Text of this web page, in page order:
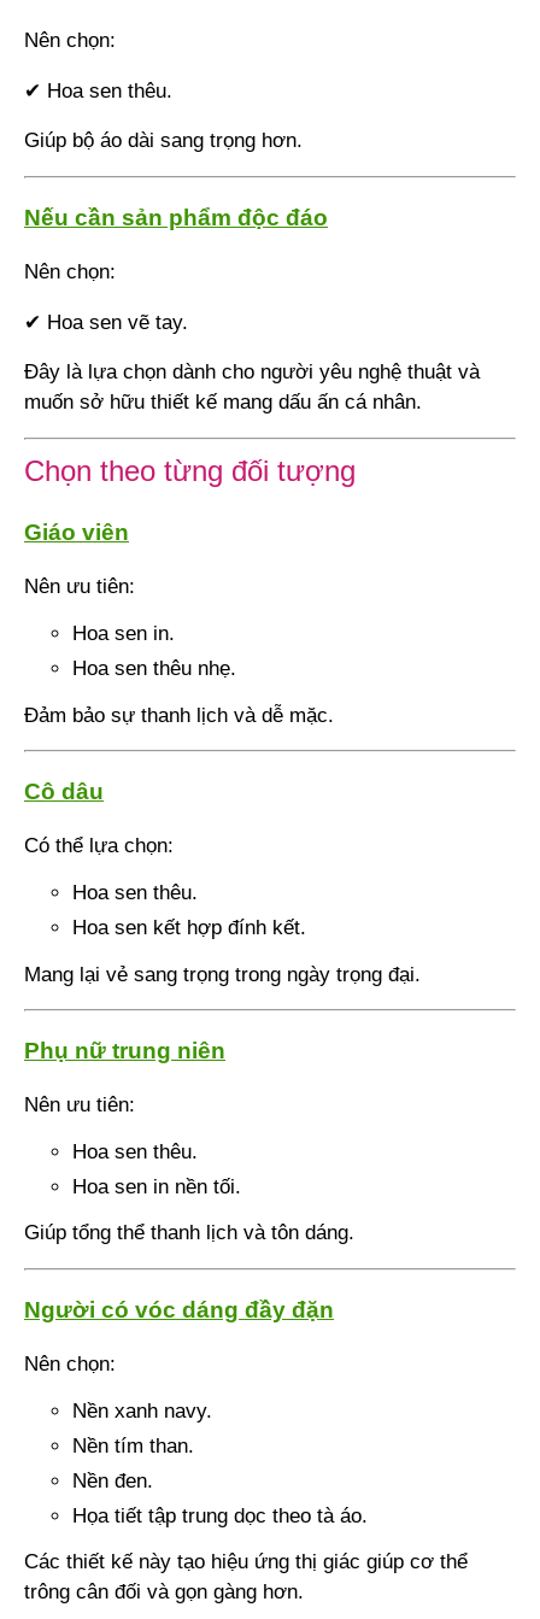
Nên chọn:
✔ Hoa sen thêu.
Giúp bộ áo dài sang trọng hơn.
Nếu cần sản phẩm độc đáo
Nên chọn:
✔ Hoa sen vẽ tay.
Đây là lựa chọn dành cho người yêu nghệ thuật và
muốn sở hữu thiết kế mang dấu ấn cá nhân.
Chọn theo từng đối tượng
Giáo viên
Nên ưu tiên:
Hoa sen in.
Hoa sen thêu nhẹ.
Đảm bảo sự thanh lịch và dễ mặc.
Cô dâu
Có thể lựa chọn:
Hoa sen thêu.
Hoa sen kết hợp đính kết.
Mang lại vẻ sang trọng trong ngày trọng đại.
Phụ nữ trung niên
Nên ưu tiên:
Hoa sen thêu.
Hoa sen in nền tối.
Giúp tổng thể thanh lịch và tôn dáng.
Người có vóc dáng đầy đặn
Nên chọn:
Nền xanh navy.
Nền tím than.
Nền đen.
Họa tiết tập trung dọc theo tà áo.
Các thiết kế này tạo hiệu ứng thị giác giúp cơ thể
trông cân đối và gọn gàng hơn.